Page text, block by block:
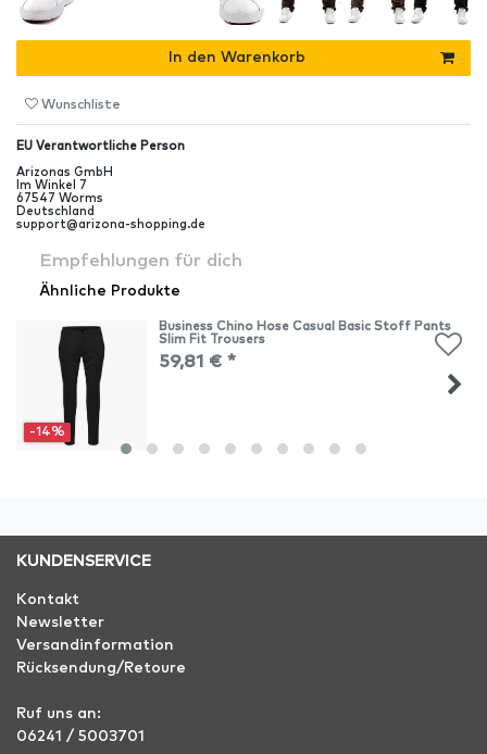
In den Warenkorb
Wunschliste
EU Verantwortliche Person
Arizonas GmbH
Im Winkel
7
67547 Worms
Deutschland
support@arizona-shopping.de
Empfehlungen für dich
Ähnliche Produkte
-14%
Business Chino Hose Casual Basic Stoff Pants
Slim Fit Trousers
59,81 € *
KUNDENSERVICE
Kontakt
Newsletter
Versandinformation
Rücksendung/Retoure
Ruf uns an:
06241 / 5003701